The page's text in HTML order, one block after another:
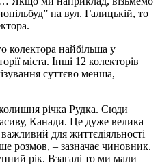
на вул. Галицькій, то
колектора найбільша у
міста. Інші 12 колекторів
суттєво менша,
річка Рудка. Сюди
Канади. Це дуже велика
для життєдіяльності
розмов, – зазначає чиновник.
рік. Взагалі то ми мали